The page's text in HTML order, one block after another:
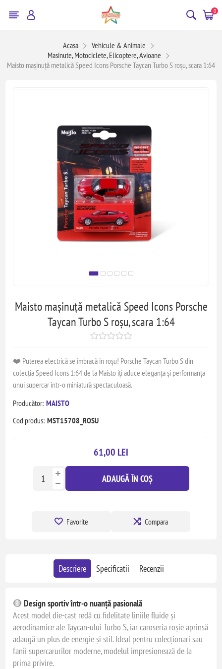
0
Acasa
Vehicule & Animale
Masinute, Motociclete, Elicoptere, Avioane
Maisto mașinuță metalică Speed Icons Porsche Taycan Turbo S roșu, scara 1:64
Maisto mașinuță metalică Speed Icons Porsche
Taycan Turbo S roșu, scara 1:64
❤️ Puterea electrică se îmbracă în roșu! Porsche Taycan Turbo S din
colecția Speed Icons 1:64 de la Maisto îți aduce eleganța și performanța
unui supercar într-o miniatură spectaculoasă.
Producător: MAISTO
Cod produs: MST15708_ROSU
61,00 LEI
ADAUGĂ ÎN COȘ
Favorite Compara
Descriere Specificatii Recenzii
🔴Design sportiv într-o nuanță pasională
Acest model die-cast redă cu fidelitate liniile fluide și
aerodinamice ale Taycan-ului Turbo S, iar caroseria roșie aprinsă
adaugă un plus de energie și stil. Ideal pentru colecționari sau
fanii supercarurilor moderne, modelul impresionează de la
prima privire.